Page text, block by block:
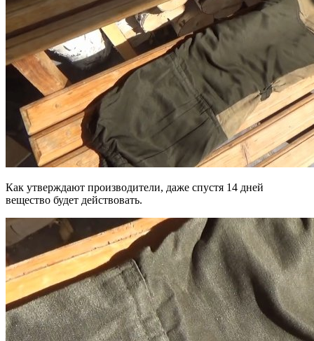
Как утверждают производители, даже спустя 14 дней
вещество будет действовать.